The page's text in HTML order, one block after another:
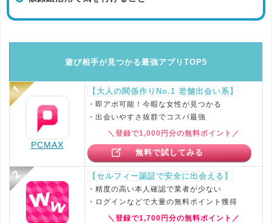
遊び相手が見つかる最強アプリTOP5
PCMAX
【大人の関係作りNo.1 老舗出会い系】
・即アポ可能！今暇な女性が見つかる
・出会いやすさ抜群でコスパ最強
＼登録で1,000円分の無料ポイント／
無料で試してみる
【セルフィー認証で安全に出会える】
・精度の高い本人確認で業者が少ない
・ログインなどで大量の無料ポイント獲得
＼登録で1,700円分の無料ポイント／